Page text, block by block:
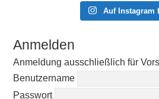
Auf Instagram
Anmelden
Anmeldung ausschließlich für
Benutzername
Passwort